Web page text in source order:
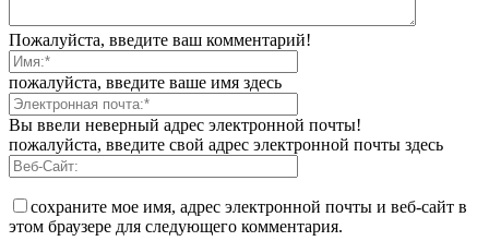
Пожалуйста, введите ваш комментарий!
пожалуйста, введите ваше имя здесь
Вы ввели неверный адрес электронной почты!
пожалуйста, введите свой адрес электронной почты здесь
сохраните мое имя, адрес электронной почты и веб-сайт в
этом браузере для следующего комментария.